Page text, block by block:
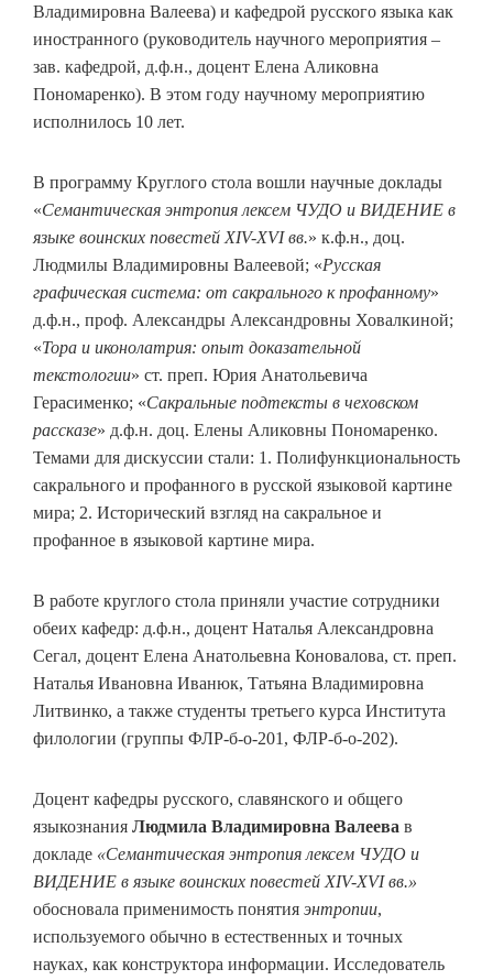
Владимировна Валеева) и кафедрой русского языка как
иностранного (руководитель научного мероприятия –
зав. кафедрой, д.ф.н., доцент Елена Аликовна
Пономаренко). В этом году научному мероприятию
исполнилось 10 лет.
В программу Круглого стола вошли научные доклады
«Семантическая энтропия лексем ЧУДО и ВИДЕНИЕ в
языке воинских повестей XIV-XVI вв.» к.ф.н., доц.
Людмилы Владимировны Валеевой; «Русская
графическая система: от сакрального к профанному»
д.ф.н., проф. Александры Александровны Ховалкиной;
«Тора и иконолатрия: опыт доказательной
текстологии» ст. преп. Юрия Анатольевича
Герасименко; «Сакральные подтексты в чеховском
рассказе» д.ф.н. доц. Елены Аликовны Пономаренко.
Темами для дискуссии стали: 1. Полифункциональность
сакрального и профанного в русской языковой картине
мира; 2. Исторический взгляд на сакральное и
профанное в языковой картине мира.
В работе круглого стола приняли участие сотрудники
обеих кафедр: д.ф.н., доцент Наталья Александровна
Сегал, доцент Елена Анатольевна Коновалова, ст. преп.
Наталья Ивановна Иванюк, Татьяна Владимировна
Литвинко, а также студенты третьего курса Института
филологии (группы ФЛР-б-о-201, ФЛР-б-о-202).
Доцент кафедры русского, славянского и общего
языкознания Людмила Владимировна Валеева в
докладе «Семантическая энтропия лексем ЧУДО и
ВИДЕНИЕ в языке воинских повестей XIV-XVI вв.»
обосновала применимость понятия энтропии,
используемого обычно в естественных и точных
науках, как конструктора информации. Исследователь